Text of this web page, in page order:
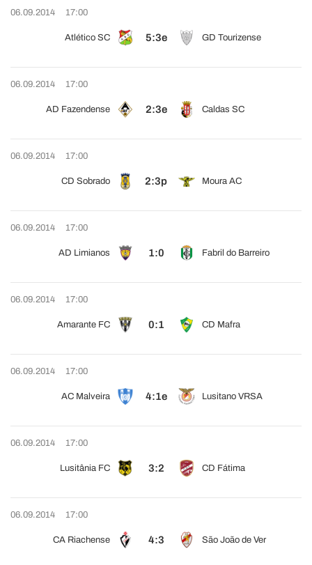
06.09.2014 17:00
Atlético SC 5:3e GD Tourizense
06.09.2014 17:00
AD Fazendense 2:3e Caldas SC
06.09.2014 17:00
CD Sobrado 2:3p Moura AC
06.09.2014 17:00
AD Limianos 1:0 Fabril do Barreiro
06.09.2014 17:00
Amarante FC 0:1 CD Mafra
06.09.2014 17:00
AC Malveira 4:1e Lusitano VRSA
06.09.2014 17:00
Lusitânia FC 3:2 CD Fátima
06.09.2014 17:00
CA Riachense 4:3 São João de Ver